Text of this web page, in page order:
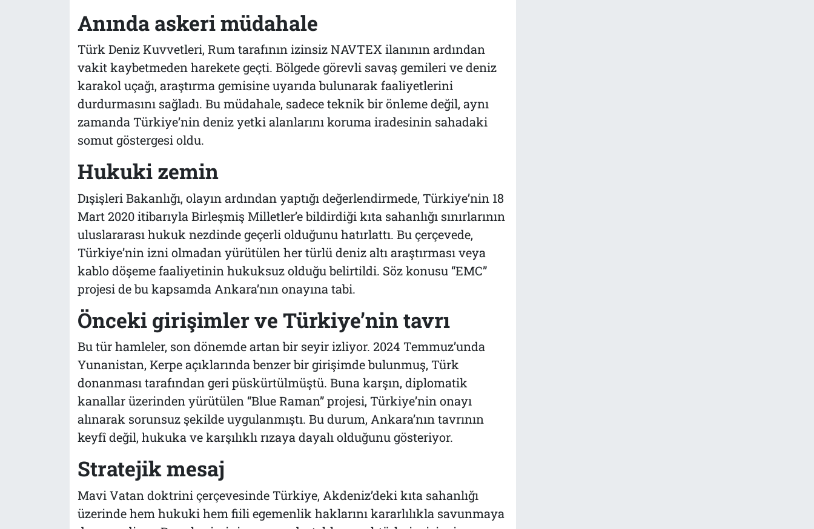
Anında askeri müdahale
Türk Deniz Kuvvetleri, Rum tarafının izinsiz NAVTEX ilanının ardından
vakit kaybetmeden harekete geçti. Bölgede görevli savaş gemileri ve deniz
karakol uçağı, araştırma gemisine uyarıda bulunarak faaliyetlerini
durdurmasını sağladı. Bu müdahale, sadece teknik bir önleme değil, aynı
zamanda Türkiye’nin deniz yetki alanlarını koruma iradesinin sahadaki
somut göstergesi oldu.
Hukuki zemin
Dışişleri Bakanlığı, olayın ardından yaptığı değerlendirmede, Türkiye’nin 18
Mart 2020 itibarıyla Birleşmiş Milletler’e bildirdiği kıta sahanlığı sınırlarının
uluslararası hukuk nezdinde geçerli olduğunu hatırlattı. Bu çerçevede,
Türkiye’nin izni olmadan yürütülen her türlü deniz altı araştırması veya
kablo döşeme faaliyetinin hukuksuz olduğu belirtildi. Söz konusu “EMC”
projesi de bu kapsamda Ankara’nın onayına tabi.
Önceki girişimler ve Türkiye’nin tavrı
Bu tür hamleler, son dönemde artan bir seyir izliyor. 2024 Temmuz’unda
Yunanistan, Kerpe açıklarında benzer bir girişimde bulunmuş, Türk
donanması tarafından geri püskürtülmüştü. Buna karşın, diplomatik
kanallar üzerinden yürütülen “Blue Raman” projesi, Türkiye’nin onayı
alınarak sorunsuz şekilde uygulanmıştı. Bu durum, Ankara’nın tavrının
keyfî değil, hukuka ve karşılıklı rızaya dayalı olduğunu gösteriyor.
Stratejik mesaj
Mavi Vatan doktrini çerçevesinde Türkiye, Akdeniz’deki kıta sahanlığı
üzerinde hem hukuki hem fiili egemenlik haklarını kararlılıkla savunmaya